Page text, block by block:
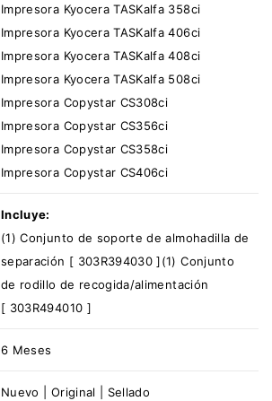
Impresora Kyocera TASKalfa 358ci
Impresora Kyocera TASKalfa 406ci
Impresora Kyocera TASKalfa 408ci
Impresora Kyocera TASKalfa 508ci
Impresora Copystar CS308ci
Impresora Copystar CS356ci
Impresora Copystar CS358ci
Impresora Copystar CS406ci
Incluye:
(1) Conjunto de soporte de almohadilla de
separación [ 303R394030](1) Conjunto
de rodillo de recogida/alimentación
[ 303R494010 ]
6 Meses
Nuevo | Original | Sellado